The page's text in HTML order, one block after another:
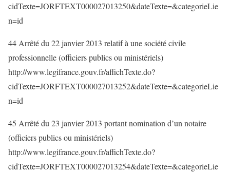
cidTexte=JORFTEXT000027013250&dateTexte=&categorieLie
n=id
44 Arrêté du 22 janvier 2013 relatif à une société civile
professionnelle (officiers publics ou ministériels)
http://www.legifrance.gouv.fr/affichTexte.do?
cidTexte=JORFTEXT000027013252&dateTexte=&categorieLie
n=id
45 Arrêté du 23 janvier 2013 portant nomination d’un notaire
(officiers publics ou ministériels)
http://www.legifrance.gouv.fr/affichTexte.do?
cidTexte=JORFTEXT000027013254&dateTexte=&categorieLie